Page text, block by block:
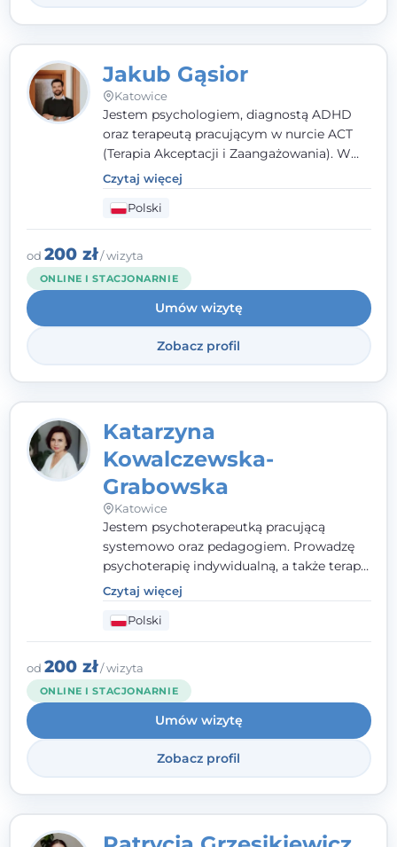
Jakub Gąsior
Katowice
Jestem psychologiem, diagnostą ADHD
oraz terapeutą pracującym w nurcie ACT
(Terapia Akceptacji i Zaangażowania). W
kontakcie z pacjentem najważniejsze są dla
mnie serdeczność, zrozumienie i atmosfera
pełna ciepła. Wierzę, że skuteczna terapia
to wspólne działanie - razem tworzymy
zespół, który szuka rozwiązań.
Czytaj więcej
Polski
od 200 zł/ wizyta
ONLINE I STACJONARNIE
Umów wizytę
Zobacz profil
Katarzyna
Kowalczewska-
Grabowska
Katowice
Jestem psychoterapeutką pracującą
systemowo oraz pedagogiem. Prowadzę
psychoterapię indywidualną, a także terapię
par, małżeństw i rodzin. Patrzę na
człowieka całościowo - w kontekście jego
relacji z rodziną, pracą i otoczeniem - i
opieram współpracę na Twoich mocnych
stronach.
Czytaj więcej
Polski
od 200 zł/ wizyta
ONLINE I STACJONARNIE
Umów wizytę
Zobacz profil